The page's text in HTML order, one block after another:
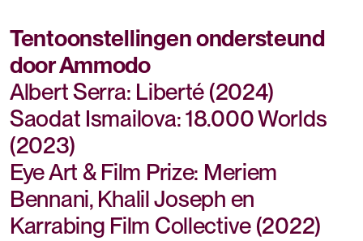
Tentoonstellingen ondersteund
door Ammodo
Albert Serra: Liberté (2024)
Saodat Ismailova: 18.000 Worlds
(2023)
Eye Art & Film Prize: Meriem
Bennani, Khalil Joseph en
Karrabing Film Collective (2022)